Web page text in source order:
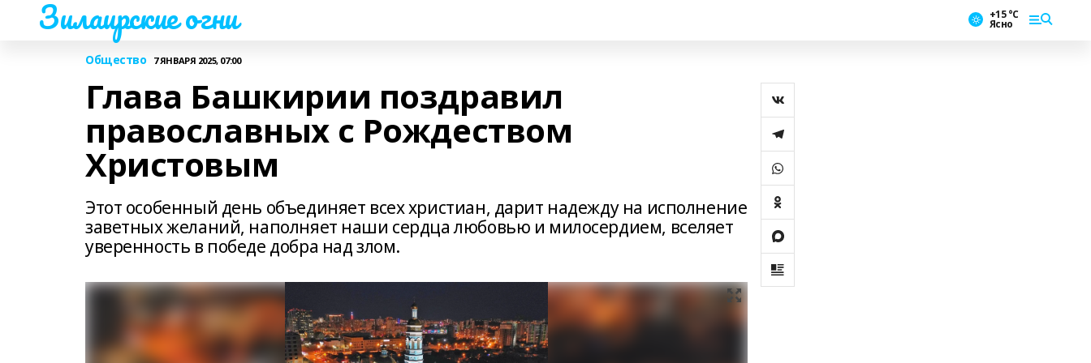
Зилаирские огни +15 °С
Ясно
Общество 7 ЯНВАРЯ 2025, 07:00
Глава Башкирии поздравил
православных с Рождеством
Христовым
Этот особенный день объединяет всех христиан, дарит надежду на исполнение
заветных желаний, наполняет наши сердца любовью и милосердием, вселяет
уверенность в победе добра над злом.